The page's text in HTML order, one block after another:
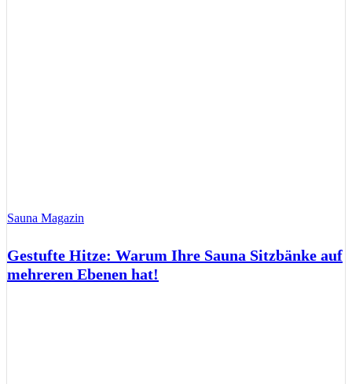
Sauna Magazin
Gestufte Hitze: Warum Ihre Sauna Sitzbänke auf
mehreren Ebenen hat!